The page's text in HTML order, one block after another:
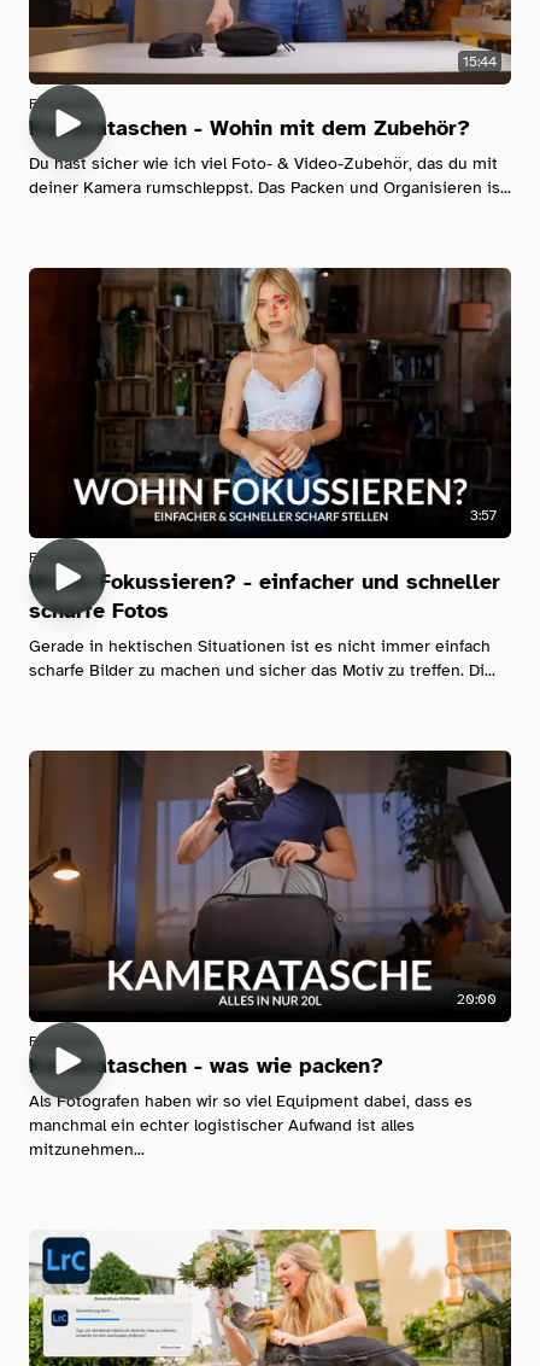
15:44
Fotografie
Kamerataschen - Wohin mit dem Zubehör?
Du hast sicher wie ich viel Foto- & Video-Zubehör, das du mit
deiner Kamera rumschleppst. Das Packen und Organisieren is...
3:57
Fotografie
Wohin Fokussieren? - einfacher und schneller
scharfe Fotos
Gerade in hektischen Situationen ist es nicht immer einfach
scharfe Bilder zu machen und sicher das Motiv zu treffen. Di...
20:00
Fotografie
Kamerataschen - was wie packen?
Als Fotografen haben wir so viel Equipment dabei, dass es
manchmal ein echter logistischer Aufwand ist alles
mitzunehmen...